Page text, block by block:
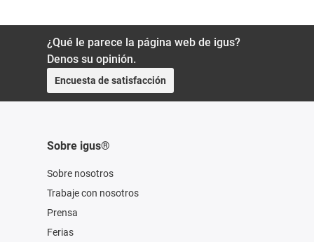
¿Qué le parece la página web de igus?
Denos su opinión.
Encuesta de satisfacción
Sobre igus®
Sobre nosotros
Trabaje con nosotros
Prensa
Ferias